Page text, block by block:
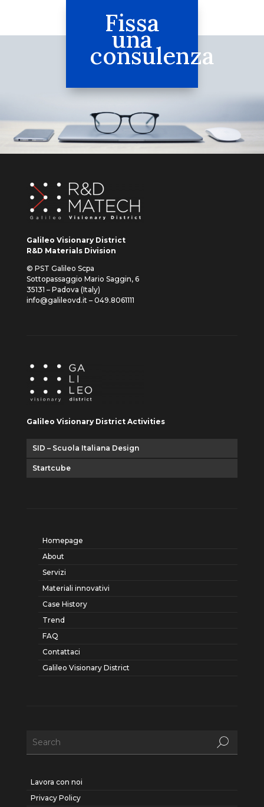
Fissa
una
consulenza
Galileo Visionary District
R&D Materials Division
© PST Galileo Scpa
Sottopassaggio Mario Saggin, 6
35131 – Padova (Italy)
info@galileovd.it – 049.8061111
Galileo Visionary District Activities
SID – Scuola Italiana Design
Startcube
Homepage
About
Servizi
Materiali innovativi
Case History
Trend
FAQ
Contattaci
Galileo Visionary District
Lavora con noi
Privacy Policy